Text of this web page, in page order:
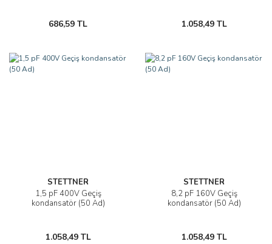
686,59 TL 1.058,49 TL
STETTNER
1,5 pF 400V Geçiş
kondansatör (50 Ad)
1.058,49 TL
STETTNER
8,2 pF 160V Geçiş
kondansatör (50 Ad)
1.058,49 TL